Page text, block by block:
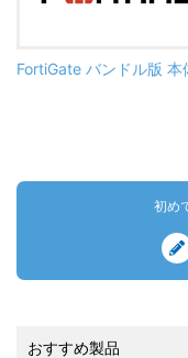
FortiGate バンドル版 本
初め
おすすめ製品